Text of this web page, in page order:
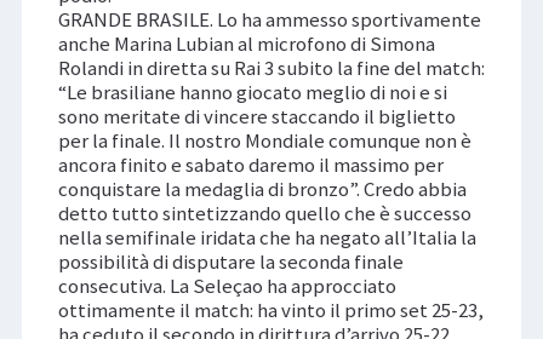
GRANDE BRASILE. Lo ha ammesso sportivamente
anche Marina Lubian al microfono di Simona
Rolandi in diretta su Rai 3 subito la fine del match:
“Le brasiliane hanno giocato meglio di noi e si
sono meritate di vincere staccando il biglietto
per la finale. Il nostro Mondiale comunque non è
ancora finito e sabato daremo il massimo per
conquistare la medaglia di bronzo”. Credo abbia
detto tutto sintetizzando quello che è successo
nella semifinale iridata che ha negato all’Italia la
possibilità di disputare la seconda finale
consecutiva. La Seleçao ha approcciato
ottimamente il match: ha vinto il primo set 25-23,